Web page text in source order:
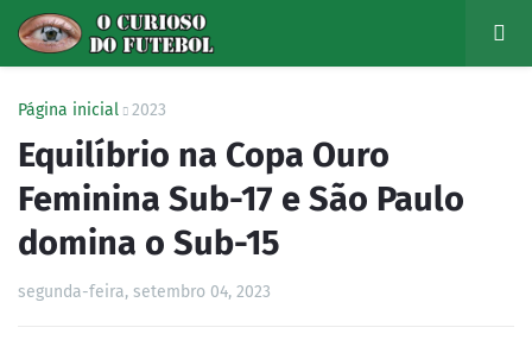
Página inicial 2023
Equilíbrio na Copa Ouro
Feminina Sub-17 e São Paulo
domina o Sub-15
segunda-feira, setembro 04, 2023